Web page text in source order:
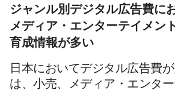
ジャンル別デジタル広告費に
メディア・エンターテイメン
育成情報が多い
日本においてデジタル広告費
は、小売、メディア・エンタ